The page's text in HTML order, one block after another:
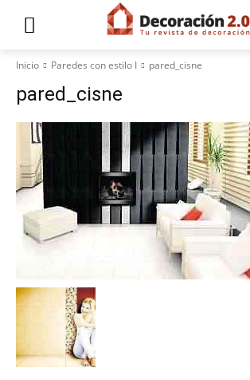
Inicio Paredes con estilo I pared_cisne
pared_cisne